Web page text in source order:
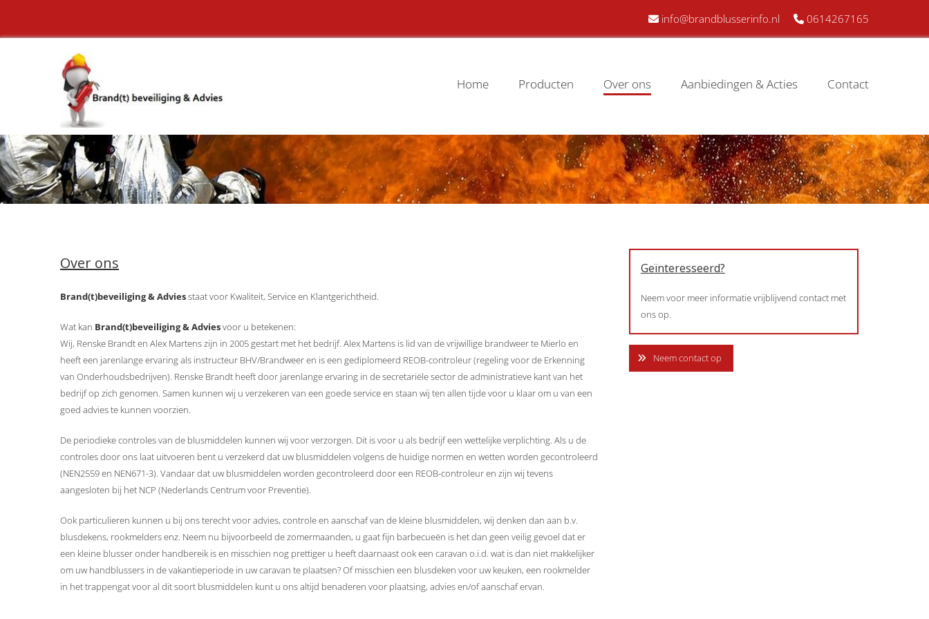
 info@brandblusserinfo.nl  0614267165
Home Producten Over ons Aanbiedingen & Acties Contact
Over ons
Brand(t)beveiliging & Adviesstaat voor Kwaliteit, Service en Klantgerichtheid.
Wat kan Brand(t)beveiliging & Adviesvoor u betekenen:
Wij, Renske Brandt en Alex Martens zijn in 2005 gestart met het bedrijf. Alex Martens is lid van de vrijwillige brandweer te Mierlo en
heeft een jarenlange ervaring als instructeur BHV/Brandweer en is een gediplomeerd REOB-controleur (regeling voor de Erkenning
van Onderhoudsbedrijven). Renske Brandt heeft door jarenlange ervaring in de secretariële sector de administratieve kant van het
bedrijf op zich genomen. Samen kunnen wij u verzekeren van een goede service en staan wij ten allen tijde voor u klaar om u van een
goed advies te kunnen voorzien.
De periodieke controles van de blusmiddelen kunnen wij voor verzorgen. Dit is voor u als bedrijf een wettelijke verplichting. Als u de
controles door ons laat uitvoeren bent u verzekerd dat uw blusmiddelen volgens de huidige normen en wetten worden gecontroleerd
(NEN2559 en NEN671-3). Vandaar dat uw blusmiddelen worden gecontroleerd door een REOB-controleur en zijn wij tevens
aangesloten bij het NCP (Nederlands Centrum voor Preventie).
Ook particulieren kunnen u bij ons terecht voor advies, controle en aanschaf van de kleine blusmiddelen, wij denken dan aan b.v.
blusdekens, rookmelders enz. Neem nu bijvoorbeeld de zomermaanden, u gaat fijn barbecueën is het dan geen veilig gevoel dat er
een kleine blusser onder handbereik is en misschien nog prettiger u heeft daarnaast ook een caravan o.i.d. wat is dan niet makkelijker
om uw handblussers in de vakantieperiode in uw caravan te plaatsen? Of misschien een blusdeken voor uw keuken, een rookmelder
in het trappengat voor al dit soort blusmiddelen kunt u ons altijd benaderen voor plaatsing, advies en/of aanschaf ervan.
Geïnteresseerd?
Neem voor meer informatie vrijblijvend contact met
ons op.
Neem contact op